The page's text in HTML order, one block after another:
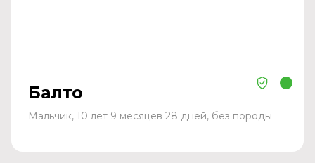
Балто
Мальчик, 10 лет 9 месяцев 28 дней, без породы